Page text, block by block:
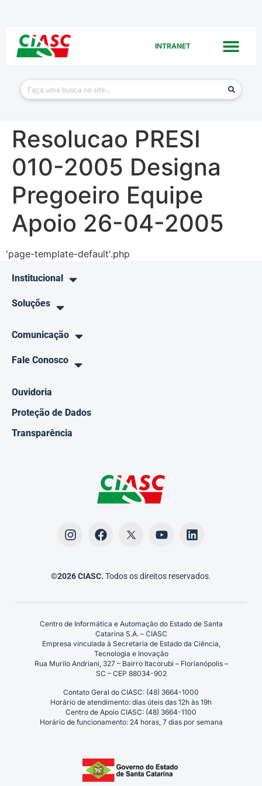
INTRANET
Resolucao PRESI
010-2005 Designa
Pregoeiro Equipe
Apoio 26-04-2005
'page-template-default'.php
Institucional
Soluções
Comunicação
Fale Conosco
Ouvidoria
Proteção de Dados
Transparência
©2026 CIASC. Todos os direitos reservados.
Centro de Informática e Automação do Estado de Santa
Catarina S.A. – CIASC
Empresa vinculada à Secretaria de Estado da Ciência,
Tecnologia e Inovação
Rua Murilo Andriani, 327 – Bairro Itacorubi – Florianópolis –
SC – CEP 88034-902
Contato Geral do CIASC: (48) 3664-1000
Horário de atendimento: dias úteis das 12h às 19h
Centro de Apoio CIASC: (48) 3664-1100
Horário de funcionamento: 24 horas, 7 dias por semana